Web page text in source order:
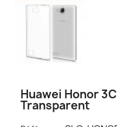
Huawei Honor
Transparent